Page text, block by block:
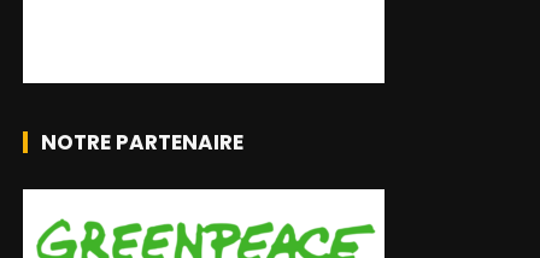
NOTRE PARTENAIRE